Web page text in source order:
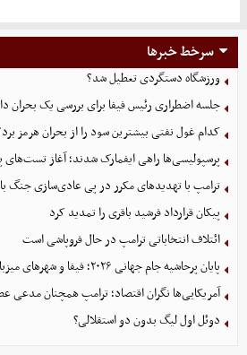
سرخط خبرها
ورزشگاه دستگردی تعطیل شد؟
جلسه اضطراری رئیس فیفا برای بررسی یک بحران
کدام غول نفتی بیشترین سود را از بحران هرمز
پرسپولیسی‌ها راهی ایفمارک شدند؛ آغاز
ترامپ با تهدیدهای مکرر در پی عادی‌سازی جنگ
پیکان قرارداد فرشید باقری را تمدید کرد
ائتلاف انتخاباتی ترامپ در حال فروپاشی است
پایان پرحاشیه جام جهانی ۲۰۲۶؛ فیفا و شهرهای میزبان وارد تنش شدند
آمریکایی‌ها نگران اقتصاد؛ ترامپ همچنان مدعی
دوئل اول لیگ بدون دو استقلالی؟